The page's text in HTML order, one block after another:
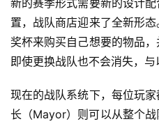
7
月
3
0
新的赛季形式需要新的设计
置，战队商店迎来了全新形
奖杯来购买自己想要的物品，
即使更换战队也不会消失，与
现在的战队系统下，每位玩
长（Mayor）则可以从整个战